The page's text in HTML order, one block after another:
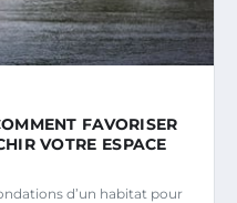
FAVORISER
VOTRE ESPACE
d’un habitat pour